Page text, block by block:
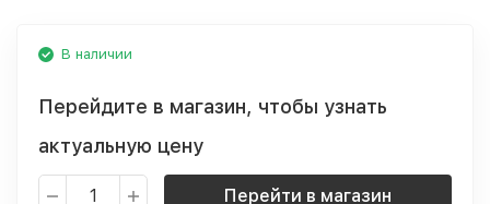
В наличии
Перейдите в магазин, чтобы узнать
актуальную цену
Перейти в магазин